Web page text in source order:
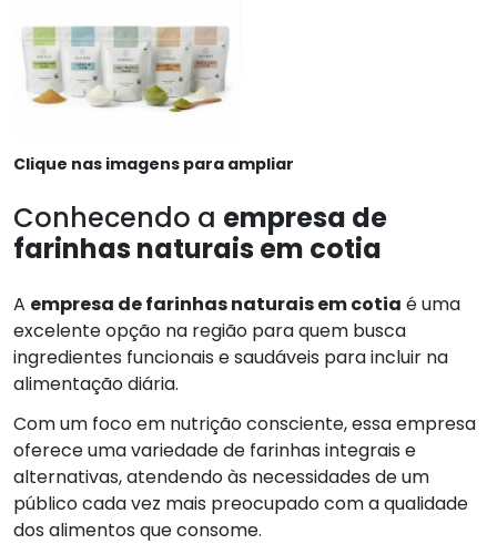
Clique nas imagens para ampliar
Conhecendo a empresa de
farinhas naturais em cotia
A empresa de farinhas naturais em cotia é uma
excelente opção na região para quem busca
ingredientes funcionais e saudáveis para incluir na
alimentação diária.
Com um foco em nutrição consciente, essa empresa
oferece uma variedade de farinhas integrais e
alternativas, atendendo às necessidades de um
público cada vez mais preocupado com a qualidade
dos alimentos que consome.